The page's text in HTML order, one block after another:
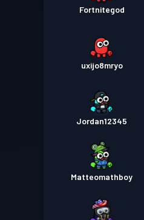
Fortnitegod
uxijo8mryo
Jordan12345
Matteomathboy